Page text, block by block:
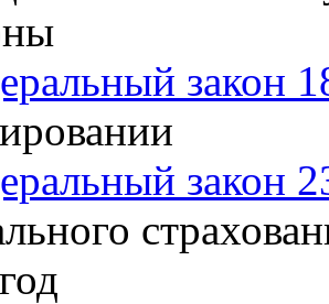
закон
закон